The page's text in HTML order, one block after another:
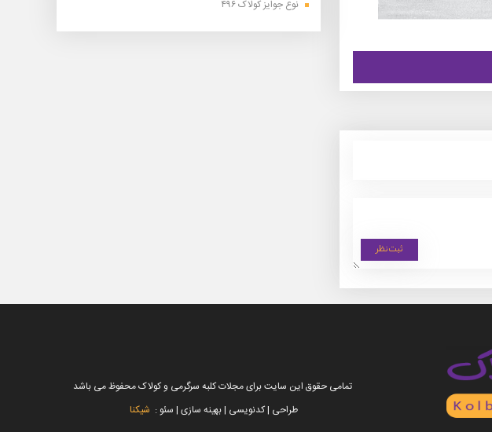
نوع جوایز کولاک ۴۹۶
تمامی حقوق این سایت برای مجلات کلبه سرگرمی و کولاک محفوظ می باشد
طراحی | کدنویسی | بهینه سازی | سئو : شیکنا